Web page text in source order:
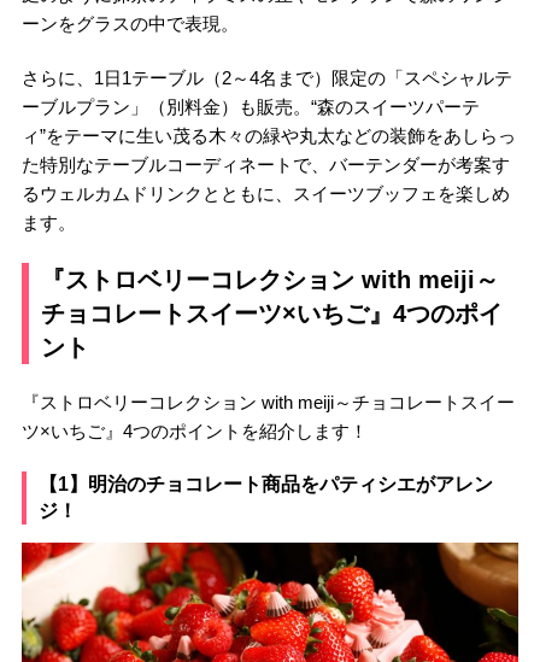
ーンをグラスの中で表現。
さらに、1日1テーブル（2～4名まで）限定の「スペシャルテ
ーブルプラン」（別料金）も販売。“森のスイーツパーテ
ィ”をテーマに生い茂る木々の緑や丸太などの装飾をあしらっ
た特別なテーブルコーディネートで、バーテンダーが考案す
るウェルカムドリンクとともに、スイーツブッフェを楽しめ
ます。
『ストロベリーコレクション with meiji～
チョコレートスイーツ×いちご』4つのポイ
ント
『ストロベリーコレクション with meiji～チョコレートスイー
ツ×いちご』4つのポイントを紹介します！
【1】明治のチョコレート商品をパティシエがアレン
ジ！